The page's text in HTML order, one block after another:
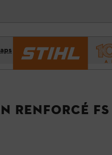
renforcé FS